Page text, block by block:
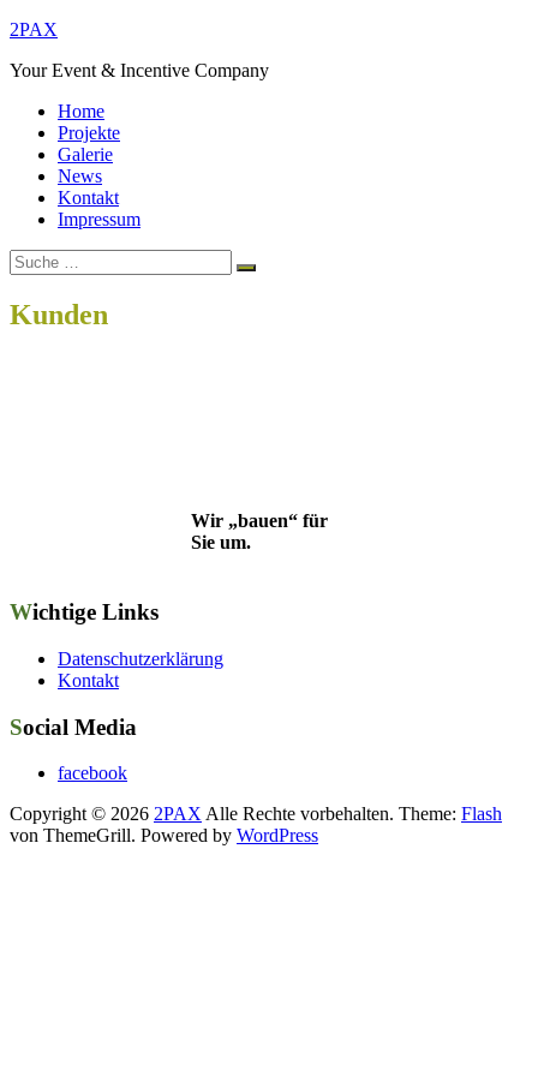
Zum
springen
2PAX
Your Event & Incentive Company
Home
Projekte
Galerie
News
Kontakt
Impressum
Suche
nach:
Suchen
Kunden
Wir „bauen“ für
Sie um.
Wichtige Links
Datenschutzerklärung
Kontakt
Social Media
facebook
Copyright © 2026 2PAX Alle Rechte vorbehalten. Theme: Flash
von ThemeGrill. Powered by WordPress